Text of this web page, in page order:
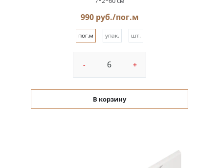
990 руб./пог.м
пог.м упак. шт.
- +
В корзину